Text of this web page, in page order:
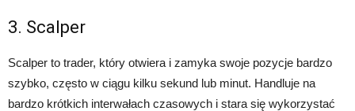
3. Scalper
Scalper to trader, który otwiera i zamyka swoje pozycje bardzo
szybko, często w ciągu kilku sekund lub minut. Handluje na
bardzo krótkich interwałach czasowych i stara się wykorzystać